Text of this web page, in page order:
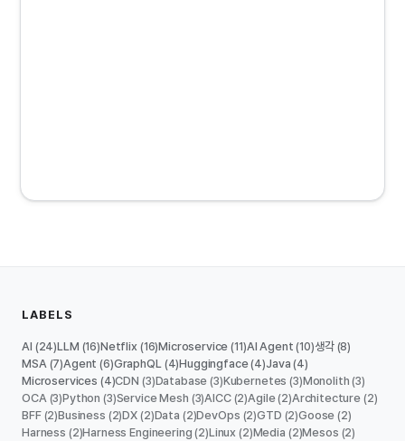
LABELS
AI (24)LLM (16)Netflix (16)Microservice (11)AI Agent (10)생각 (8)
MSA (7)Agent (6)GraphQL (4)Huggingface (4)Java (4)
Microservices (4)CDN (3)Database (3)Kubernetes (3)Monolith (3)
OCA (3)Python (3)Service Mesh (3)AICC (2)Agile (2)Architecture (2)
BFF (2)Business (2)DX (2)Data (2)DevOps (2)GTD (2)Goose (2)
Harness (2)Harness Engineering (2)Linux (2)Media (2)Mesos (2)